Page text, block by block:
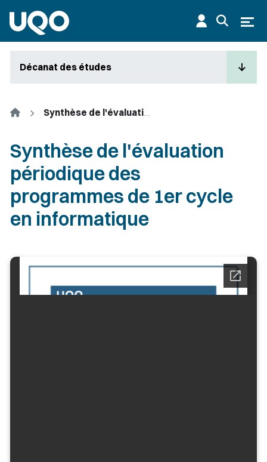
Décanat des études
Accueil Synthèse de l'évaluation périodique des programmes de 1er cycle en informatique
Synthèse de l'évaluation
périodique des
programmes de 1er cycle
en informatique